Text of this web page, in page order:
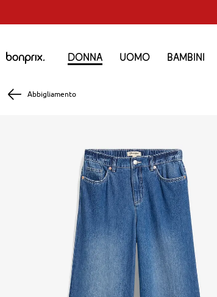
Donna Uomo Bambini
Abbigliamento